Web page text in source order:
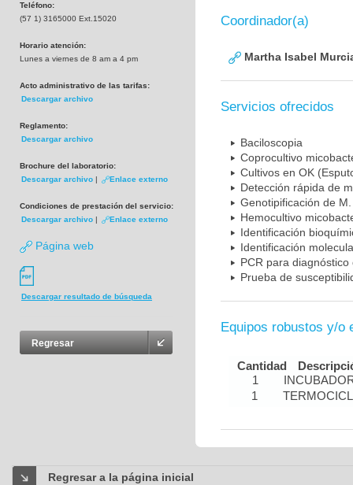
Teléfono:
(57 1) 3165000 Ext.15020
Horario atención:
Lunes a viernes de 8 am a 4 pm
Acto administrativo de las tarifas:
Descargar archivo
Reglamento:
Descargar archivo
Brochure del laboratorio:
Descargar archivo | Enlace externo
Condiciones de prestación del servicio:
Descargar archivo | Enlace externo
Página web
Descargar resultado de búsqueda
Regresar
Coordinador(a)
Martha Isabel
Servicios ofrecidos
Baciloscopia
Coprocultivo
Cultivos en OK
Detección rápida de
Genotipificación de
Hemocultivo
Identificación
Identificación
PCR para
Prueba de
Equipos robustos y/o
Cantidad
1
1
Regresar a la página inicial